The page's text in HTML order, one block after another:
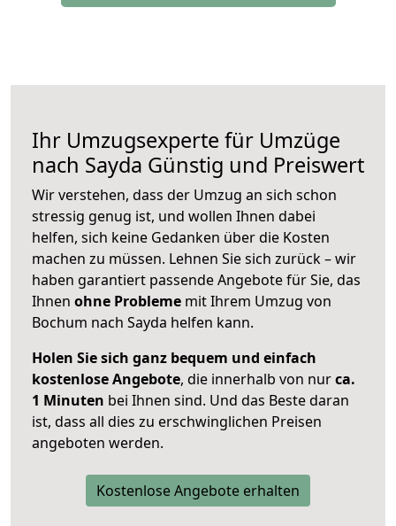
Ihr Umzugsexperte für Umzüge
nach Sayda Günstig und Preiswert
Wir verstehen, dass der Umzug an sich schon
stressig genug ist, und wollen Ihnen dabei
helfen, sich keine Gedanken über die Kosten
machen zu müssen. Lehnen Sie sich zurück – wir
haben garantiert passende Angebote für Sie, das
Ihnen ohne Probleme mit Ihrem Umzug von
Bochum nach Sayda helfen kann.
Holen Sie sich ganz bequem und einfach
kostenlose Angebote, die innerhalb von nurca.
1 Minuten bei Ihnen sind. Und das Beste daran
ist, dass all dies zu erschwinglichen Preisen
angeboten werden.
Kostenlose Angebote erhalten